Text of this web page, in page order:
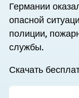
Германии
опасной
полиции,
службы.
Скачать